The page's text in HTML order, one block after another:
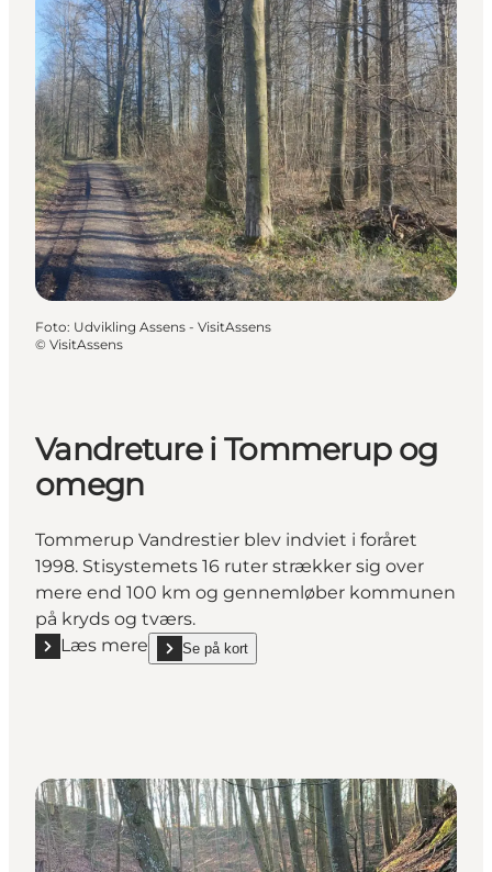
Foto: Udvikling Assens - VisitAssens
© VisitAssens
Vandreture i Tommerup og
omegn
Tommerup Vandrestier blev indviet i foråret
1998. Stisystemets 16 ruter strækker sig over
mere end 100 km og gennemløber kommunen
på kryds og tværs.
Læs mere
Læs mere "Vandreture i Tommerup og omegn"
Se på kort
show Vandreture i Tommerup og omegn on_map